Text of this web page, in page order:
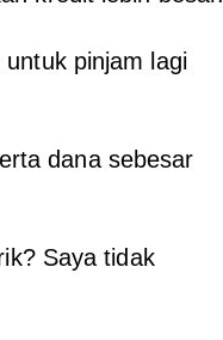
pinjam lagi
dana sebesar
Saya tidak